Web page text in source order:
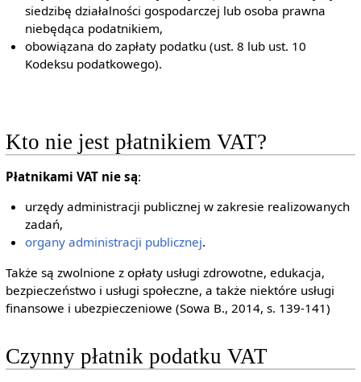
siedzibę działalności gospodarczej lub osoba prawna
niebędąca podatnikiem,
obowiązana do zapłaty podatku (ust. 8 lub ust. 10
Kodeksu podatkowego).
Kto nie jest płatnikiem VAT?
Płatnikami VAT nie są:
urzędy administracji publicznej w zakresie realizowanych
zadań,
organy administracji publicznej.
Także są zwolnione z opłaty usługi zdrowotne, edukacja,
bezpieczeństwo i usługi społeczne, a także niektóre usługi
finansowe i ubezpieczeniowe (Sowa B., 2014, s. 139-141)
Czynny płatnik podatku VAT